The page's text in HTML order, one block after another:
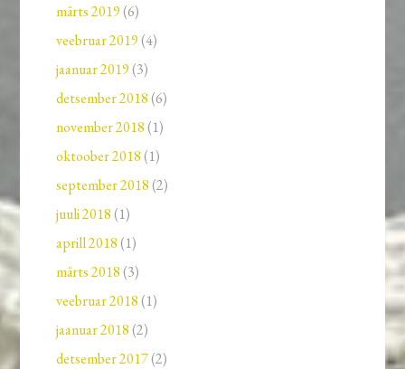
märts 2019 (6)
veebruar 2019 (4)
jaanuar 2019 (3)
detsember 2018 (6)
november 2018 (1)
oktoober 2018 (1)
september 2018 (2)
juuli 2018 (1)
aprill 2018 (1)
märts 2018 (3)
veebruar 2018 (1)
jaanuar 2018 (2)
detsember 2017(2)